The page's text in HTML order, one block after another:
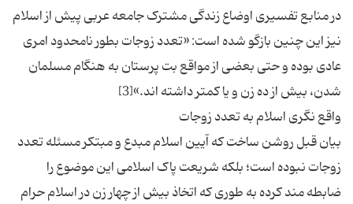
در منابع تفسیری اوضاع زندگی مشترک جامعه عربی پیش از اسلام
نیز این چنین بازگو شده است: «تعدد زوجات بطور نامحدود امرى
عادى بوده و حتى بعضى از مواقع بت ‏پرستان به هنگام مسلمان
بیان قبل روشن ساخت که آیین اسلام مبدع و مبتکر مسئله تعدد
زوجات نبوده است؛ بلکه شریعت پاک اسلامی این موضوع را
ضابطه مند کرده به طوری که اتخاذ بیش از چهار زن در اسلام حرام